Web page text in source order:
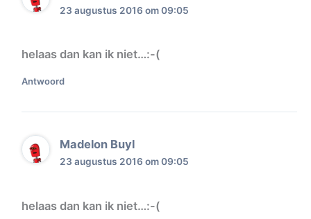
23 augustus 2016 om 09:05
helaas dan kan ik niet…:-(
Antwoord
Madelon Buyl
23 augustus 2016 om 09:05
helaas dan kan ik niet…:-(